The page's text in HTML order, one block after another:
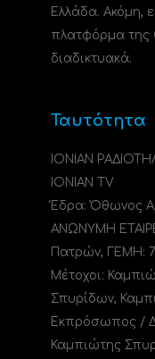
Ελλάδα. Ακόμη,
πλατφόρμα της
διαδικτυακά.
Ταυτότητα
ΙΟΝΙΑΝ
IONIAN TV
Έδρα: Όθωνος
ΑΝΩΝΥΜΗ
Πατρών, ΓΕΜΗ:
Μέτοχοι:
Σπυρίδων,
Εκπρόσωπος /
Καμπιώτης